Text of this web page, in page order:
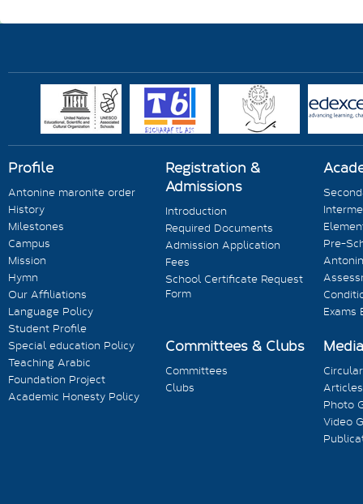
Profile
Antonine maronite order
History
Milestones
Campus
Mission
Hymn
Our Affiliations
Language Policy
Student Profile
Special education Policy
Teaching Arabic
Foundation Project
Academic Honesty Policy
Registration &
Admissions
Introduction
Required Documents
Admission Application
Fees
School Certificate Request
Form
Pre-
Exams
Committees & Clubs
Committees
Clubs
Articles
Photo
Video